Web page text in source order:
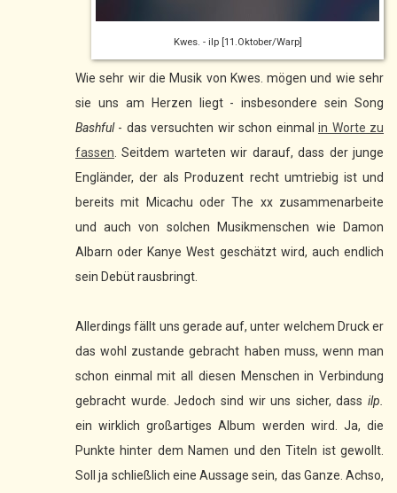
Kwes. - ilp [11.Oktober/Warp]
Wie sehr wir die Musik von Kwes. mögen und wie sehr
sie uns am Herzen liegt - insbesondere sein Song
Bashful- das versuchten wir schon einmalin Worte zu
fassen . Seitdem warteten wir darauf, dass der junge
Engländer, der als Produzent recht umtriebig ist und
bereits mit Micachu oder The xx zusammenarbeite
und auch von solchen Musikmenschen wie Damon
Albarn oder Kanye West geschätzt wird, auch endlich
sein Debüt rausbringt.
Allerdings fällt uns gerade auf, unter welchem Druck er
das wohl zustande gebracht haben muss, wenn man
schon einmal mit all diesen Menschen in Verbindung
gebracht wurde. Jedoch sind wir uns sicher, dass ilp.
ein wirklich großartiges Album werden wird. Ja, die
Punkte hinter dem Namen und den Titeln ist gewollt.
Soll ja schließlich eine Aussage sein, das Ganze. Achso,